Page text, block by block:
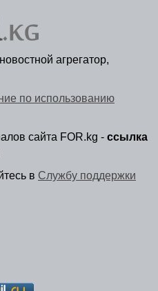
агрегатор,
по использованию
сайта FOR.kg - ссылка
в Службу поддержки